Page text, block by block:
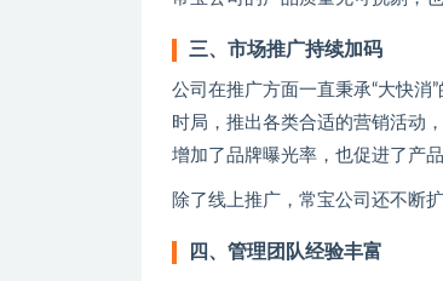
三、市场推广持续加码
公司在推广方面一直秉承“大快消
时局，推出各类合适的营销活动
增加了品牌曝光率，也促进了产品
除了线上推广，常宝公司还不断
四、管理团队经验丰富